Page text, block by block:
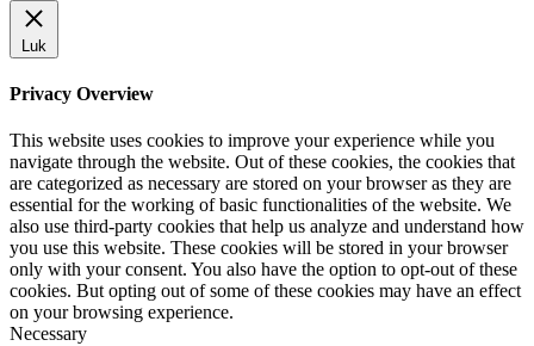
Luk
Privacy Overview
This website uses cookies to improve your experience while you
navigate through the website. Out of these cookies, the cookies that
are categorized as necessary are stored on your browser as they are
essential for the working of basic functionalities of the website. We
also use third-party cookies that help us analyze and understand how
you use this website. These cookies will be stored in your browser
only with your consent. You also have the option to opt-out of these
cookies. But opting out of some of these cookies may have an effect
on your browsing experience.
Necessary